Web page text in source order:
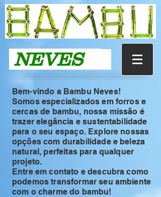
NEVES
Bem-vindo a Bambu Neves!
Somos especializados em forros e
cercas de bambu, nossa missão é
trazer elegância e sustentabilidade
para o seu espaço. Explore nossas
opções com durabilidade e beleza
natural, perfeitas para qualquer
projeto.
Entre em contato e descubra como
podemos transformar seu ambiente
com o charme do bambu!